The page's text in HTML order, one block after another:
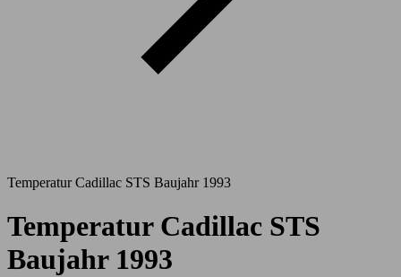
Temperatur Cadillac STS Baujahr 1993
Temperatur Cadillac STS
Baujahr 1993